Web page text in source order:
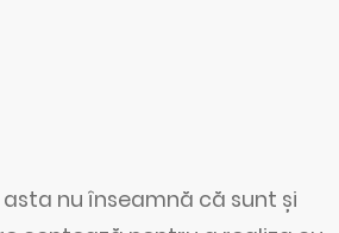
nu înseamnă că sunt și